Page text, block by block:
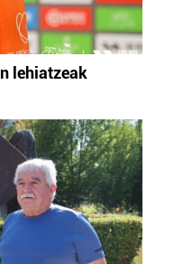
lehiatzeak